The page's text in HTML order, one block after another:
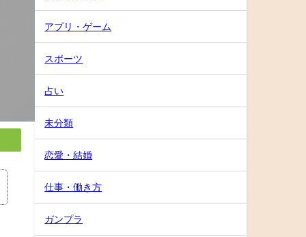
アプリ・ゲーム
スポーツ
占い
未分類
恋愛・結婚
仕事・働き方
ガンプラ